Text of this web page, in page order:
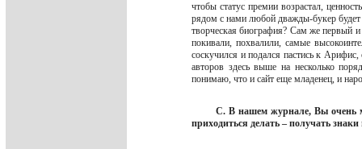
чтобы статус премии возрастал,
рядом с нами любой дважды-букер
творческая биография? Сам же первый
покивали, похвалили, самые
соскучился и подался пастись к
авторов здесь выше на несколько
понимаю, что и сайт еще младенец, и
С. В нашем журнале, Вы очень
приходиться делать – получать